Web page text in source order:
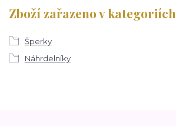
Zboží zařazeno v kategoriích
Šperky
Náhrdelníky